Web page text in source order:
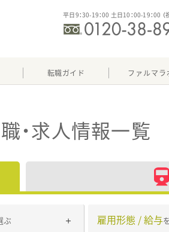
平日9：30-19：00 土日10：00-19：00
転職ガイド ファルマラ
・求人情報一覧
ぶ 雇用形態 / 給与